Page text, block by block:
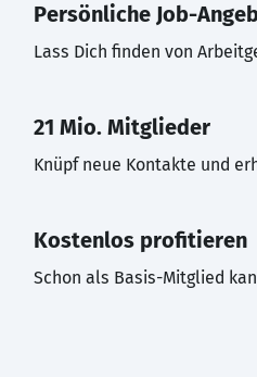
Persönliche Job-
Lass Dich finden von
21 Mio. Mitglieder
Knüpf neue Kontakte und
Kostenlos profitieren
Schon als Basis-Mitglied